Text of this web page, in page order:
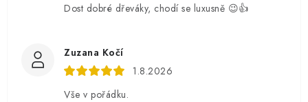
Dost dobré dřeváky, chodí se luxusně 😉👍
Zuzana Kočí
1.8.2026
Vše v pořádku.